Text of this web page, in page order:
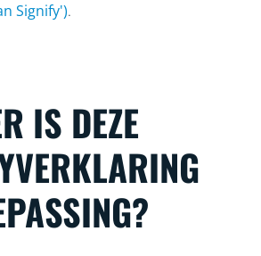
Signify').
IS DEZE